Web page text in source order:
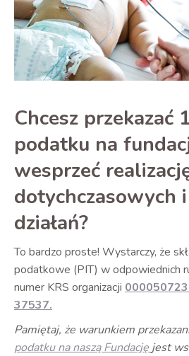
Chcesz przekazać
podatku na
wesprzeć
dotychczasowych
działań?
To bardzo proste! Wystarczy, że
podatkowe (PIT) w odpowiednich
numer KRS organizacji
37537.
Pamiętaj, że warunkiem
podatku na naszą Fundację jest